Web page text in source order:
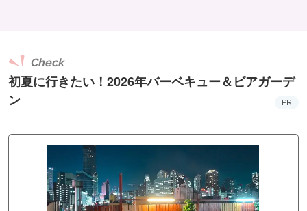
初夏に行きたい！2026年バーベキュー＆ビアガーデ
ン
Check
PR